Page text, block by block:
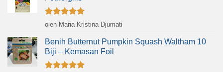
Dinilai5
oleh Maria Kristina Djumati
Benih Butternut Pumpkin Squash Waltham 10
Biji – Kemasan Foil